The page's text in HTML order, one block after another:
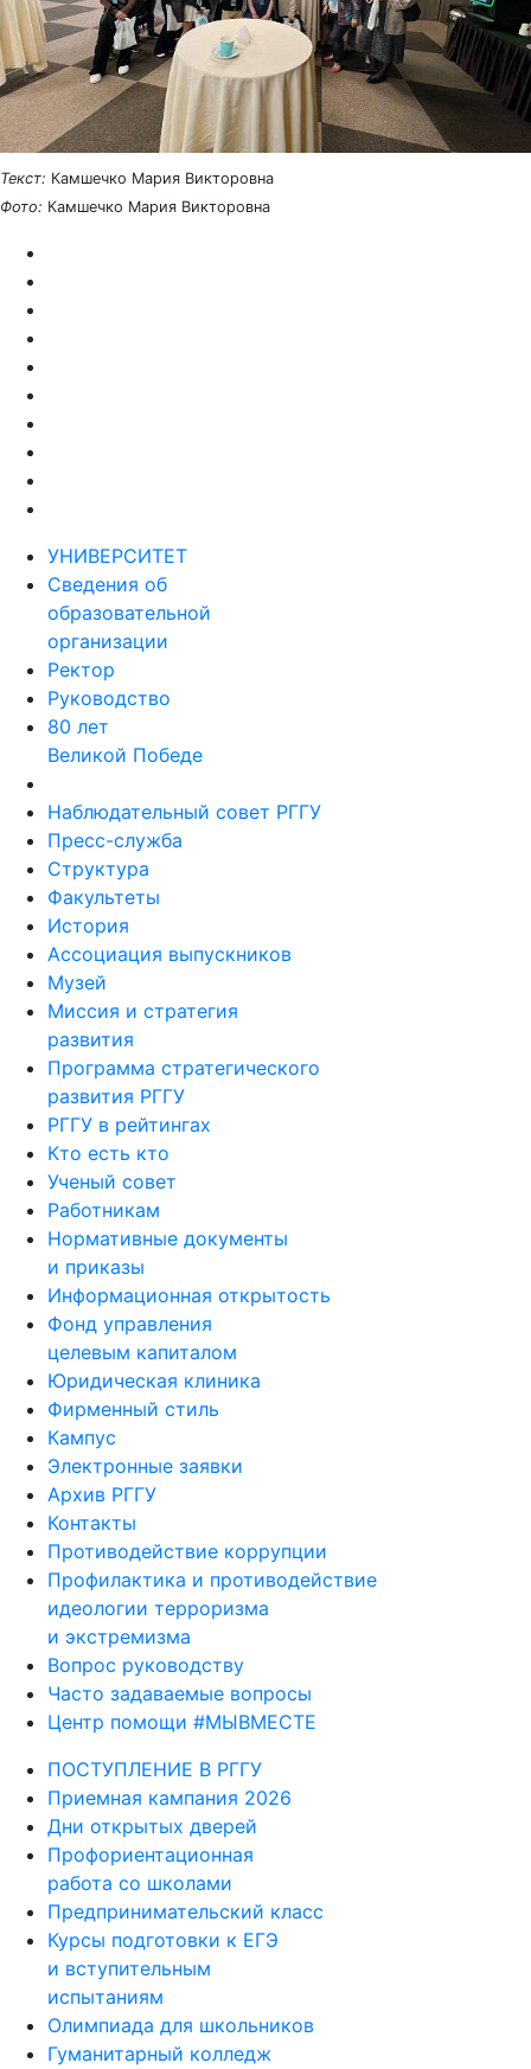
Текст: Камшечко Мария Викторовна
Фото: Камшечко Мария Викторовна
УНИВЕРСИТЕТ
Сведения об
образовательной
организации
Ректор
Руководство
80 лет
Великой Победе
Наблюдательный совет РГГУ
Пресс-служба
Структура
Факультеты
История
Ассоциация выпускников
Музей
Миссия и стратегия
развития
Программа стратегического
развития РГГУ
РГГУ в рейтингах
Кто есть кто
Ученый совет
Работникам
Нормативные документы
и приказы
Информационная открытость
Фонд управления
целевым капиталом
Юридическая клиника
Фирменный стиль
Кампус
Электронные заявки
Архив РГГУ
Контакты
Противодействие коррупции
Профилактика и противодействие
идеологии терроризма
и экстремизма
Вопрос руководству
Часто задаваемые вопросы
Центр помощи #МЫВМЕСТЕ
ПОСТУПЛЕНИЕ В РГГУ
Приемная кампания 2026
Дни открытых дверей
Профориентационная
работа со школами
Предпринимательский класс
Курсы подготовки к ЕГЭ
и вступительным
испытаниям
Олимпиада для школьников
Гуманитарный колледж